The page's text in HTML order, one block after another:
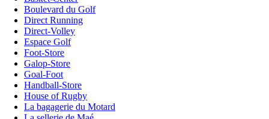
Boulevard du Golf
Direct Running
Direct-Volley
Espace Golf
Foot-Store
Galop-Store
Goal-Foot
Handball-Store
House of Rugby
La bagagerie du Motard